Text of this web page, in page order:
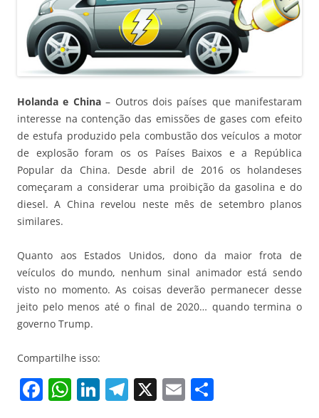
Holanda e China– Outros dois países que manifestaram
interesse na contenção das emissões de gases com efeito
de estufa produzido pela combustão dos veículos a motor
de explosão foram os os Países Baixos e a República
Popular da China. Desde abril de 2016 os holandeses
começaram a considerar uma proibição da gasolina e do
diesel. A China revelou neste mês de setembro planos
similares.
Quanto aos Estados Unidos, dono da maior frota de
veículos do mundo, nenhum sinal animador está sendo
visto no momento. As coisas deverão permanecer desse
jeito pelo menos até o final de 2020… quando termina o
governo Trump.
Compartilhe isso:
F W Li T X E